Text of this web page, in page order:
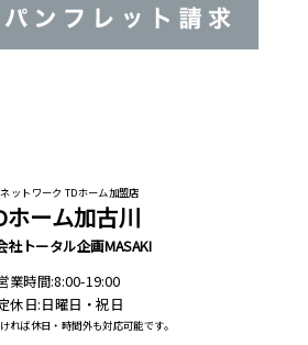
ットワーク TDホーム加盟店
ホーム加古川
社トータル企画MASAKI
業時間:8:00-19:00
休日:日曜日・祝日
れば休日・時間外も対応可能です。